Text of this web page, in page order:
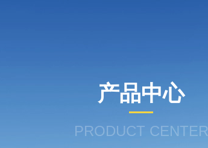
产品中心
PRODUCT CENTER